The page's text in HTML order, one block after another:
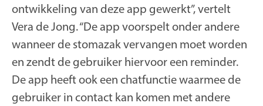
ontwikkeling van deze app gewerkt”, vertelt
Vera de Jong. “De app voorspelt onder andere
wanneer de stomazak vervangen moet worden
en zendt de gebruiker hiervoor een reminder.
De app heeft ook een chatfunctie waarmee de
gebruiker in contact kan komen met andere